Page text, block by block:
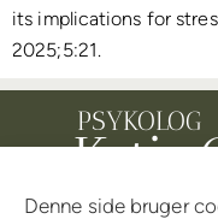
Denne side bruger
its implications for
2025;5:21.
PSYKOLOG
Katja